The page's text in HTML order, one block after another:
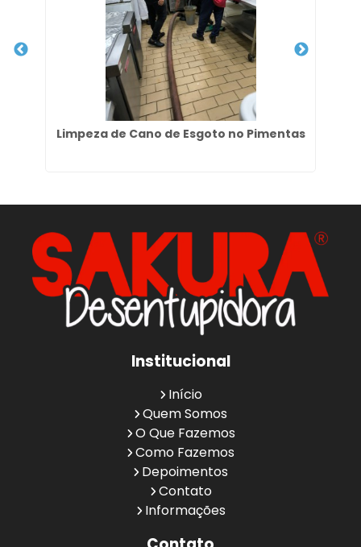
Limpeza de Cano de Esgoto no Pimentas
Institucional
Início
Quem Somos
O Que Fazemos
Como Fazemos
Depoimentos
Contato
Informações